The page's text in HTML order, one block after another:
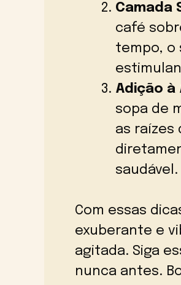
Camada
café
tempo, o
Adição à
sopa de
as raízes
saudável.
Com essas
exuberante e
agitada. Siga
nunca antes.